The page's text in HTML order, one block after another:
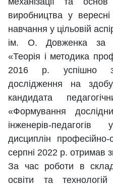
виробництва у
навчання у цільовій
ім. О. Довженка за
«Теорія і методика
2016 р. успішно
дослідження на
кандидата
«Формування
інженерів-
дисциплін
серпні 2022 р. отримав
За час роботи в
освіти та технологій